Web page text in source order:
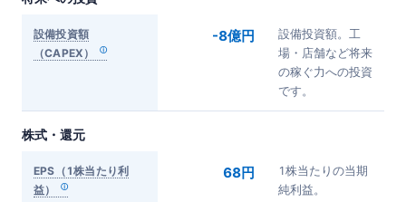
設備投資額
（CAPEX）
-8億円
設備投資額。工
場・店舗など将来
の稼ぐ力への投資
です。
株式・還元
EPS（1株当たり利
益）
68円
1株当たりの当期
純利益。